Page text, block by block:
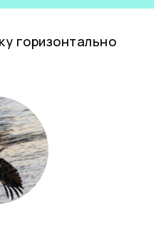
горизонтально